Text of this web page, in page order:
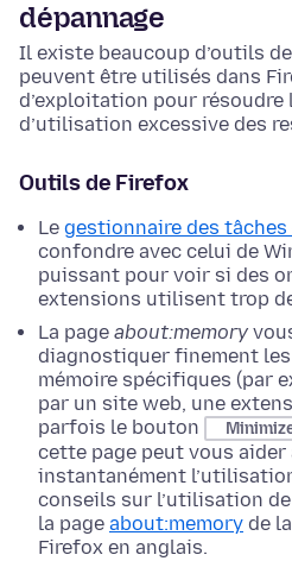
dépannage
Il existe beaucoup d’outils
peuvent être utilisés dans
d’exploitation pour résoudre
d’utilisation excessive des
Outils de Firefox
Le gestionnaire des tâches
confondre avec celui de
puissant pour voir si des
extensions utilisent trop
La page about:memory
diagnostiquer finement
mémoire spécifiques (par
par un site web, une
parfois le bouton
cette page peut vous aider
instantanément
conseils sur l’utilisation
la page about:memory de
Firefox en anglais.